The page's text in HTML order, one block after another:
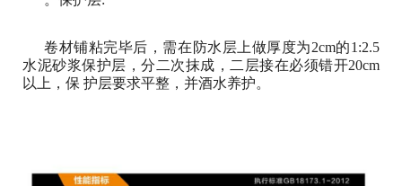
卷材铺粘完毕后，需在防水层上做厚度为2cm的1:2.5
水泥砂浆保护层，分二次抹成，二层接在必须错开20cm
以上，保 护层要求平整，并酒水养护。